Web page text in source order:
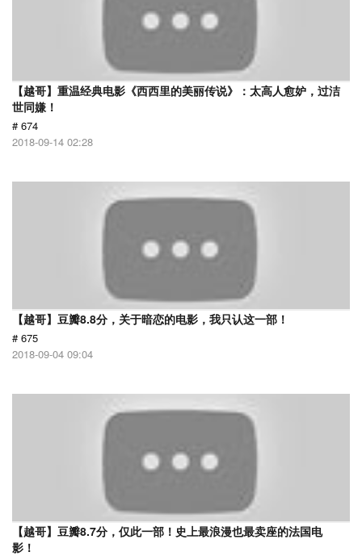
【越哥】重温经典电影《西西里的美丽传说》：太高人愈妒，过洁
世同嫌！
# 674
2018-09-14 02:28
【越哥】豆瓣8.8分，关于暗恋的电影，我只认这一部！
# 675
2018-09-04 09:04
【越哥】豆瓣8.7分，仅此一部！史上最浪漫也最卖座的法国电
影！